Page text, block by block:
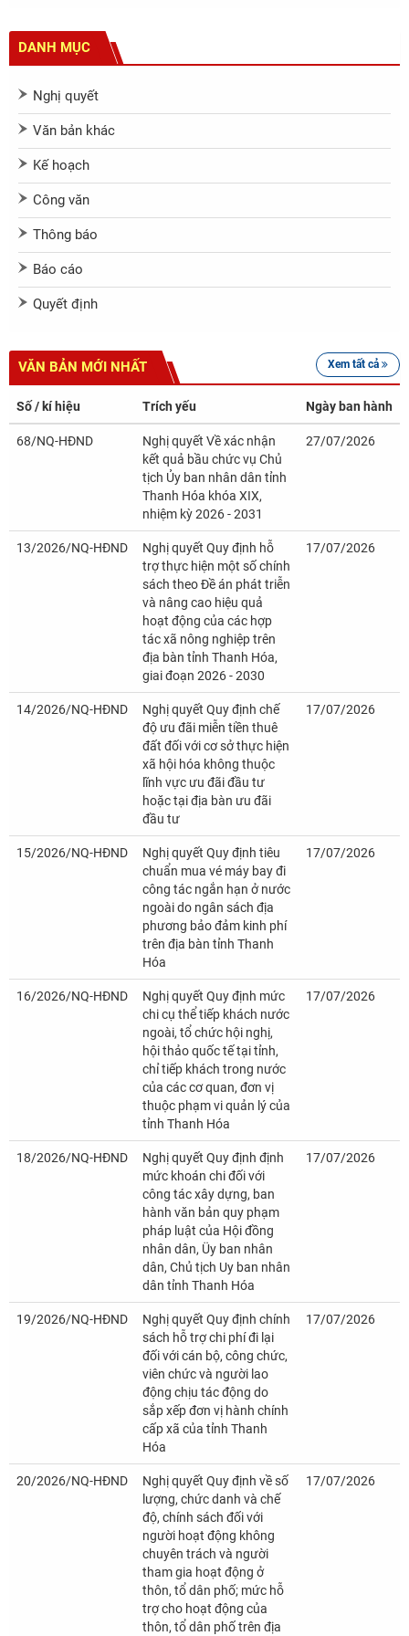
DANH MỤC
Nghị quyết
Văn bản khác
Kế hoạch
Công văn
Thông báo
Báo cáo
Quyết định
VĂN BẢN MỚI NHẤT Xem tất cả
Số / kí hiệu Trích yếu Ngày ban hành
68/NQ-HĐND
Nghị quyết Về xác nhận
kết quả bầu chức vụ Chủ
tịch Ủy ban nhân dân tỉnh
Thanh Hóa khóa XIX,
nhiệm kỳ 2026 - 2031
27/07/2026
13/2026/NQ-HĐND
Nghị quyết Quy định hỗ
trợ thực hiện một số chính
sách theo Đề án phát triễn
và nâng cao hiệu quả
hoạt động của các hợp
tác xã nông nghiệp trên
địa bàn tỉnh Thanh Hóa,
giai đoạn 2026 - 2030
17/07/2026
14/2026/NQ-HĐND
Nghị quyết Quy định chế
độ ưu đãi miễn tiền thuê
đất đối với cơ sở thực hiện
xã hội hóa không thuộc
lĩnh vực ưu đãi đầu tư
hoặc tại địa bàn ưu đãi
đầu tư
17/07/2026
15/2026/NQ-HĐND
Nghị quyết Quy định tiêu
chuẩn mua vé máy bay đi
công tác ngắn hạn ở nước
ngoài do ngân sách địa
phương bảo đảm kinh phí
trên địa bàn tỉnh Thanh
Hóa
17/07/2026
16/2026/NQ-HĐND
Nghị quyết Quy định mức
chi cụ thể tiếp khách nước
ngoài, tổ chức hội nghị,
hội thảo quốc tế tại tỉnh,
chỉ tiếp khách trong nước
của các cơ quan, đơn vị
thuộc phạm vi quản lý của
tỉnh Thanh Hóa
17/07/2026
18/2026/NQ-HĐND
Nghị quyết Quy định định
mức khoán chi đối với
công tác xây dựng, ban
hành văn bản quy phạm
pháp luật của Hội đồng
nhân dân, Üy ban nhân
dân, Chủ tịch Uy ban nhân
dân tỉnh Thanh Hóa
17/07/2026
19/2026/NQ-HĐND
Nghị quyết Quy định chính
sách hỗ trợ chi phí đi lại
đối với cán bộ, công chức,
viên chức và người lao
động chịu tác động do
sắp xếp đơn vị hành chính
cấp xã của tỉnh Thanh
Hóa
17/07/2026
20/2026/NQ-HĐND
Nghị quyết Quy định về số
lượng, chức danh và chế
độ, chính sách đối với
người hoạt động không
chuyên trách và người
tham gia hoạt động ở
thôn, tổ dân phố; mức hỗ
trợ cho hoạt động của
thôn, tổ dân phố trên địa
17/07/2026